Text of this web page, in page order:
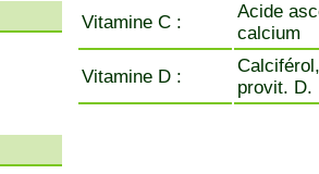
Vitamine C :
Acide
calcium
Vitamine D :
provit. D.